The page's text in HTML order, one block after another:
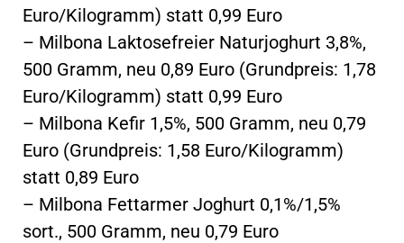
Euro/Kilogramm) statt 0,99 Euro
– Milbona Laktosefreier Naturjoghurt 3,8%,
500 Gramm, neu 0,89 Euro (Grundpreis: 1,78
Euro/Kilogramm) statt 0,99 Euro
– Milbona Kefir 1,5%, 500 Gramm, neu 0,79
Euro (Grundpreis: 1,58 Euro/Kilogramm)
statt 0,89 Euro
– Milbona Fettarmer Joghurt 0,1%/1,5%
sort., 500 Gramm, neu 0,79 Euro